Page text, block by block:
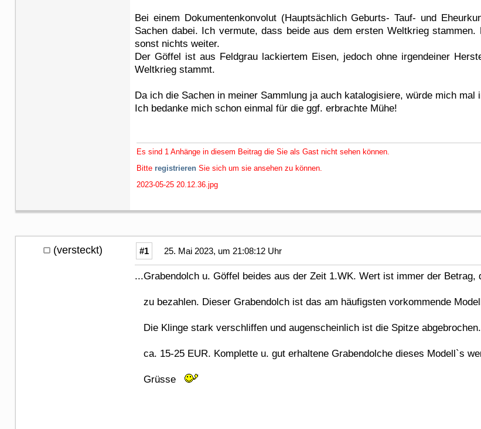
Bei einem Dokumentenkonvolut (Hauptsächlich Geburts- Tauf- und
Sachen dabei. Ich vermute, dass beide aus dem ersten Weltkrieg
sonst nichts weiter.
Der Göffel ist aus Feldgrau lackiertem Eisen, jedoch ohne irgendeiner
Weltkrieg stammt.
Da ich die Sachen in meiner Sammlung ja auch katalogisiere, würde mich
Ich bedanke mich schon einmal für die ggf. erbrachte Mühe!
Es sind 1 Anhänge in diesem Beitrag die Sie als Gast nicht sehen können.
Bitte registrieren Sie sich um sie ansehen zu können.
2023-05-25 20.12.36.jpg
(versteckt) #1 25. Mai 2023, um 21:08:12 Uhr
...Grabendolch u. Göffel beides aus der Zeit 1.WK. Wert ist immer der Betrag,
zu bezahlen. Dieser Grabendolch ist das am häufigsten vorkommende
Die Klinge stark verschliffen und augenscheinlich ist die Spitze
ca. 15-25 EUR. Komplette u. gut erhaltene Grabendolche dieses Modell`s
Grüsse